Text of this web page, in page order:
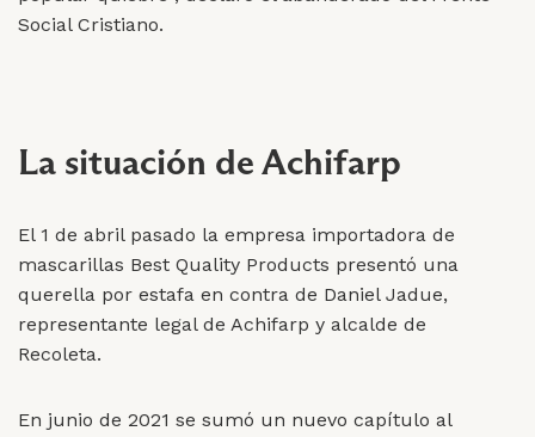
Social Cristiano.
La situación de Achifarp
El 1 de abril pasado la empresa importadora de
mascarillas Best Quality Products presentó una
querella por estafa en contra de Daniel Jadue,
representante legal de Achifarp y alcalde de
Recoleta.
En junio de 2021 se sumó un nuevo capítulo al